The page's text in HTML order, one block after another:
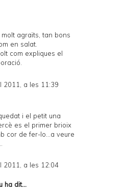
agraïts, tan bons
en salat.
com expliques el
2011, a les 11:39
i el petit una
es el primer brioix
cor de fer-lo...a veure
2011, a les 12:04
ha dit...